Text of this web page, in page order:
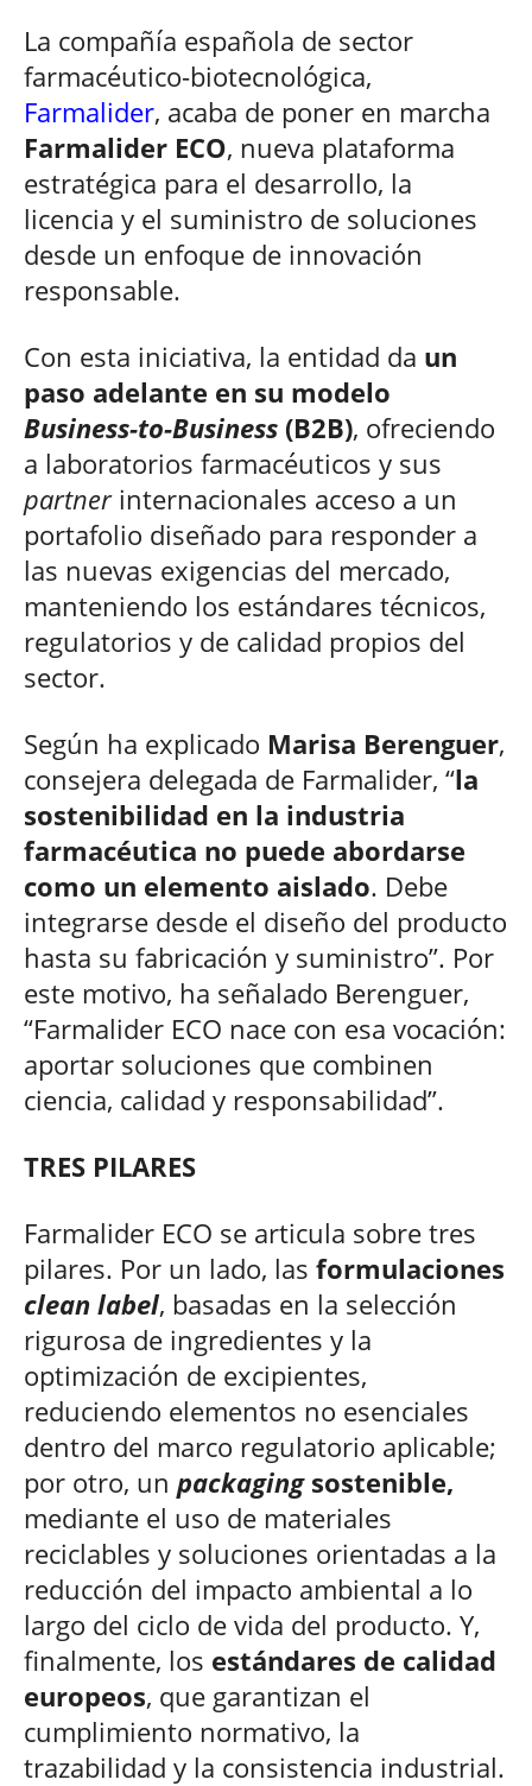
La compañía española de sector
farmacéutico-biotecnológica,
Farmalider, acaba de poner en marcha
Farmalider ECO, nueva plataforma
estratégica para el desarrollo, la
licencia y el suministro de soluciones
desde un enfoque de innovación
responsable.
Con esta iniciativa, la entidad da un
paso adelante en su modelo
Business-to-Business (B2B), ofreciendo
a laboratorios farmacéuticos y sus
partnerinternacionales acceso a un
portafolio diseñado para responder a
las nuevas exigencias del mercado,
manteniendo los estándares técnicos,
regulatorios y de calidad propios del
sector.
Según ha explicado Marisa Berenguer,
consejera delegada de Farmalider, “la
sostenibilidad en la industria
farmacéutica no puede abordarse
como un elemento aislado. Debe
integrarse desde el diseño del producto
hasta su fabricación y suministro”. Por
este motivo, ha señalado Berenguer,
“Farmalider ECO nace con esa vocación:
aportar soluciones que combinen
ciencia, calidad y responsabilidad”.
TRES PILARES
Farmalider ECO se articula sobre tres
pilares. Por un lado, las formulaciones
clean label, basadas en la selección
rigurosa de ingredientes y la
optimización de excipientes,
reduciendo elementos no esenciales
dentro del marco regulatorio aplicable;
por otro, un packagingsostenible,
mediante el uso de materiales
reciclables y soluciones orientadas a la
reducción del impacto ambiental a lo
largo del ciclo de vida del producto. Y,
finalmente, los estándares de calidad
europeos, que garantizan el
cumplimiento normativo, la
trazabilidad y la consistencia industrial.